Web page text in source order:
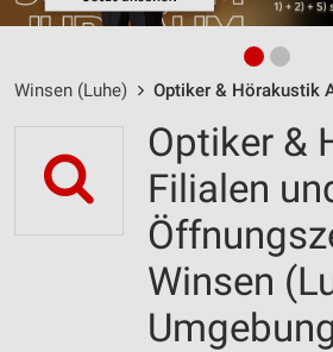
Winsen (Luhe) Optiker & Hörakustik
Optiker &
Filialen
Winsen